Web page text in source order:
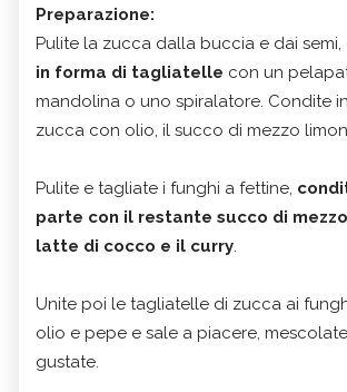
Preparazione:
Pulite la zucca dalla buccia e dai semi,
in forma di tagliatelle con un
mandolina o uno spiralatore. Condite
zucca con olio, il succo di mezzo
Pulite e tagliate i funghi a fettine,
parte con il restante succo di
latte di cocco e il curry.
Unite poi le tagliatelle di zucca ai
olio e pepe e sale a piacere,
gustate.